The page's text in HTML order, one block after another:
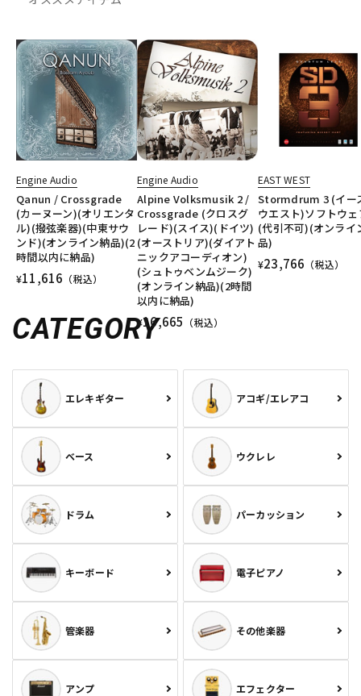
Engine Audio
Qanun / Crossgrade
(カーヌーン)(オリエンタ
ル)(撥弦楽器)(中東サウ
ンド)(オンライン納品)(2
時間以内に納品)
¥11,616 （税込）
Engine Audio
Alpine Volksmusik 2 /
Crossgrade (クロスグ
レード)(スイス)(ドイツ)
(オーストリア)(ダイアト
ニックアコーディオン)
(シュトゥベンムジーク)
(オンライン納品)(2時間
以内に納品)
¥16,665 （税込）
EAST WEST
Stormdrum 3 (イー
ウエスト)ソフトウェ
(代引不可)(オンライ
品)
¥23,766 （税込）
CATEGORY
エレキギター アコギ/エレアコ
ベース ウクレレ
ドラム パーカッション
キーボード 電子ピアノ
管楽器 その他楽器
アンプ エフェクター